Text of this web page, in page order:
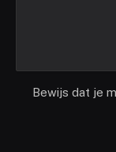
Bewijs dat je